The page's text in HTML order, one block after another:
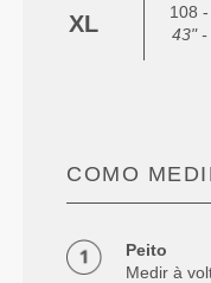
XL
108
43"
COMO
Peito
Medir à